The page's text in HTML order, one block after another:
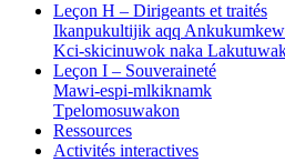
Leçon H – Dirigeants et traités
Ikanpukultijik aqq
Kci-skicinuwok naka
Leçon I – Souveraineté
Mawi-espi-mlkiknamk
Tpelomosuwakon
Ressources
Activités interactives